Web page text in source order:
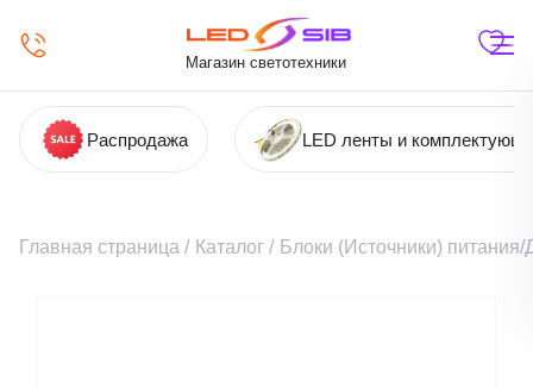
Магазин светотехники
Распродажа LED ленты и
Главная страница / Каталог / Блоки (Источники)